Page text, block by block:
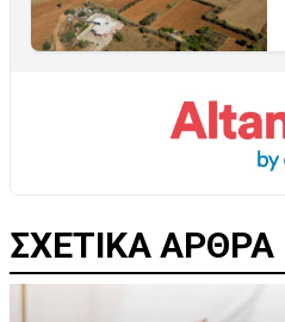
ΣΧΕΤΙΚΑ ΑΡΘΡΑ